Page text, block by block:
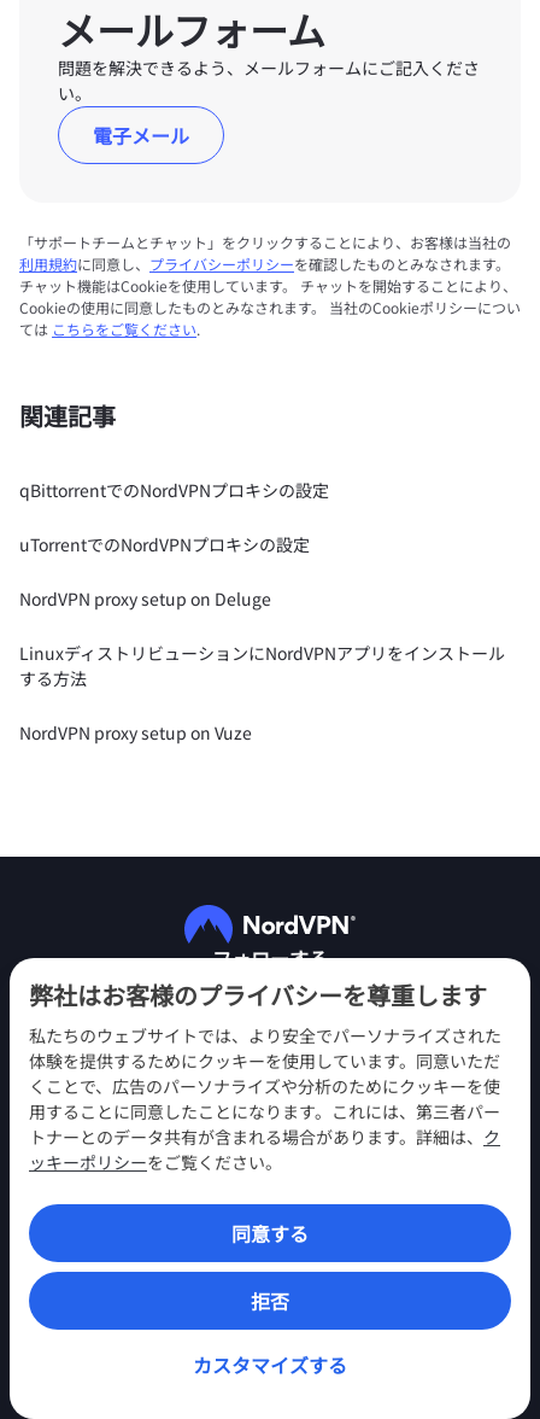
弊社はお客様のプライバシーを尊重します
私たちのウェブサイトでは、より安全でパーソナライズされた
体験を提供するためにクッキーを使用しています。同意いただ
くことで、広告のパーソナライズや分析のためにクッキーを使
用することに同意したことになります。これには、第三者パー
トナーとのデータ共有が含まれる場合があります。詳細は、 ク
ッキーポリシーをご覧ください。
同意する
拒否
カスタマイズする
メールフォーム
問題を解決できるよう、メールフォームにご記入くださ
い。
電子メール
「サポートチームとチャット」をクリックすることにより、お客様は当社の
利用規約に同意し、 プライバシーポリシーを確認したものとみなされます。
チャット機能はCookieを使用しています。 チャットを開始することにより、
Cookieの使用に同意したものとみなされます。 当社のCookieポリシーについ
ては こちらをご覧ください.
関連記事
qBittorrentでのNordVPNプロキシの設定
uTorrentでのNordVPNプロキシの設定
NordVPN proxy setup on Deluge
LinuxディストリビューションにNordVPNアプリをインストール
する方法
NordVPN proxy setup on Vuze
フォローする
NordVPN
エンゲージメント
ヘルプ
発見
VPNアプリ
© 2026 Nord Security. 無断複製禁止